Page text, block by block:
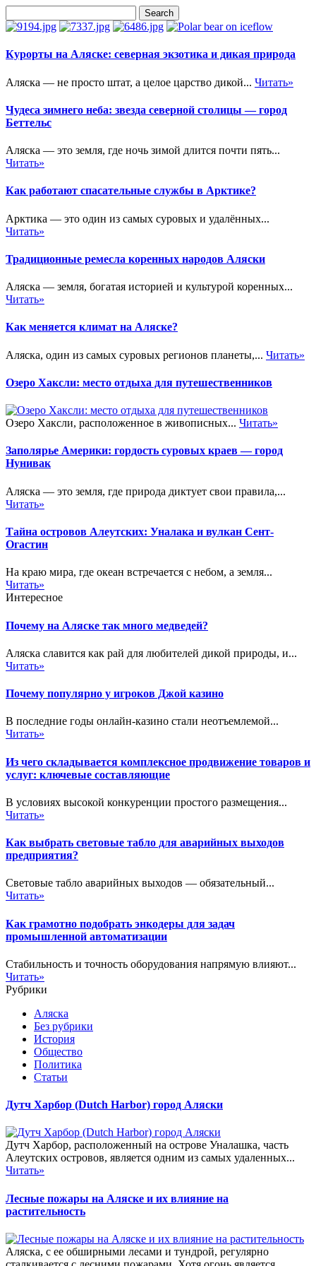
Курорты на Аляске: северная экзотика и дикая природа
Аляска — не просто штат, а целое царство дикой... Читать»
Чудеса зимнего неба: звезда северной столицы — город
Беттельс
Аляска — это земля, где ночь зимой длится почти пять...
Читать»
Как работают спасательные службы в Арктике?
Арктика — это один из самых суровых и удалённых...
Читать»
Традиционные ремесла коренных народов Аляски
Аляска — земля, богатая историей и культурой коренных...
Читать»
Как меняется климат на Аляске?
Аляска, один из самых суровых регионов планеты,... Читать»
Озеро Хаксли: место отдыха для путешественников
Озеро Хаксли, расположенное в живописных... Читать»
Заполярье Америки: гордость суровых краев — город
Нунивак
Аляска — это земля, где природа диктует свои правила,...
Читать»
Тайна островов Алеутских: Уналака и вулкан Сент-
Огастин
На краю мира, где океан встречается с небом, а земля...
Читать»
Интересное
Почему на Аляске так много медведей?
Аляска славится как рай для любителей дикой природы, и...
Читать»
Почему популярно у игроков Джой казино
В последние годы онлайн-казино стали неотъемлемой...
Читать»
Из чего складывается комплексное продвижение товаров и
услуг: ключевые составляющие
В условиях высокой конкуренции простого размещения...
Читать»
Как выбрать световые табло для аварийных выходов
предприятия?
Световые табло аварийных выходов — обязательный...
Читать»
Как грамотно подобрать энкодеры для задач
промышленной автоматизации
Стабильность и точность оборудования напрямую влияют...
Читать»
Рубрики
Аляска
Без рубрики
История
Общество
Политика
Статьи
Дутч Харбор (Dutch Harbor) город Аляски
Дутч Харбор, расположенный на острове Уналашка, часть
Алеутских островов, является одним из самых удаленных...
Читать»
Лесные пожары на Аляске и их влияние на
растительность
Аляска, с ее обширными лесами и тундрой, регулярно